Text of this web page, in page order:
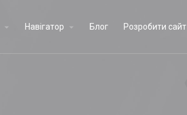
Навігатор Блог Розробити сайт